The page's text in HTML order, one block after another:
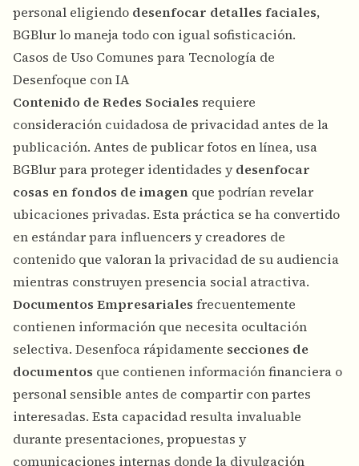
personal eligiendo desenfocar detalles faciales,
BGBlur lo maneja todo con igual sofisticación.
Casos de Uso Comunes para Tecnología de
Desenfoque con IA
Contenido de Redes Sociales requiere
consideración cuidadosa de privacidad antes de la
publicación. Antes de publicar fotos en línea, usa
BGBlur para proteger identidades ydesenfocar
cosas en fondos de imagen que podrían revelar
ubicaciones privadas. Esta práctica se ha convertido
en estándar para influencers y creadores de
contenido que valoran la privacidad de su audiencia
mientras construyen presencia social atractiva.
Documentos Empresariales frecuentemente
contienen información que necesita ocultación
selectiva. Desenfoca rápidamente secciones de
documentos que contienen información financiera o
personal sensible antes de compartir con partes
interesadas. Esta capacidad resulta invaluable
durante presentaciones, propuestas y
comunicaciones internas donde la divulgación